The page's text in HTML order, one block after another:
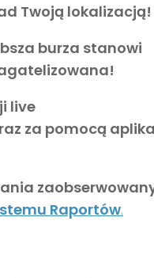
Twoją lokalizacją!
burza stanowi
live
za pomocą
Raportów.